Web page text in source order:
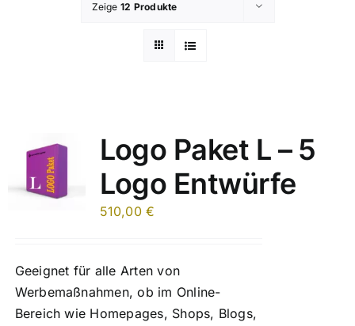
Zeige 12 Produkte
Logo Paket L – 5
Logo Entwürfe
510,00€
Geeignet für alle Arten von
Werbemaßnahmen, ob im Online-
Bereich wie Homepages, Shops, Blogs,